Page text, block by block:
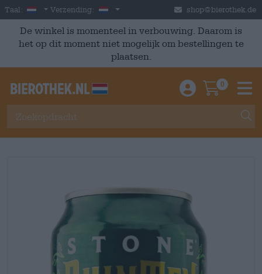
Skip to main content
Taal: Dutch
Verzending: Nederland shop@bierothek.de
De winkel is momenteel in verbouwing. Daarom is
het op dit moment niet mogelijk om bestellingen te
plaatsen.
Einloggen /
0